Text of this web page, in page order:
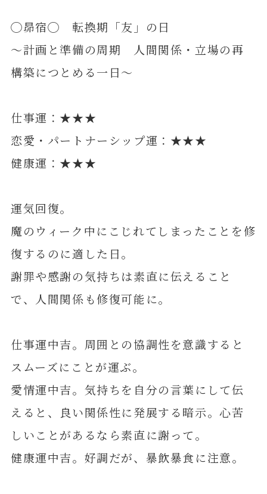
◯昴宿◯ 転換期「友」の日
～計画と準備の周期 人間関係・立場の再
構築につとめる一日～
仕事運：★★★
恋愛・パートナーシップ運：★★★
健康運：★★★
運気回復。
魔のウィーク中にこじれてしまったことを修
復するのに適した日。
謝罪や感謝の気持ちは素直に伝えること
で、人間関係も修復可能に。
仕事運中吉。周囲との協調性を意識すると
スムーズにことが運ぶ。
愛情運中吉。気持ちを自分の言葉にして伝
えると、良い関係性に発展する暗示。心苦
しいことがあるなら素直に謝って。
健康運中吉。好調だが、暴飲暴食に注意。